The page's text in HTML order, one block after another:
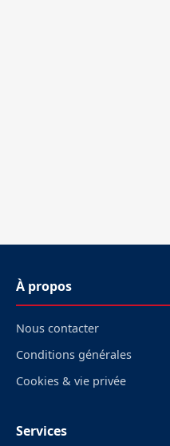
À propos
Nous contacter
Conditions générales
Cookies & vie privée
Services